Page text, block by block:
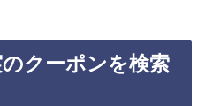
クーポンを検索